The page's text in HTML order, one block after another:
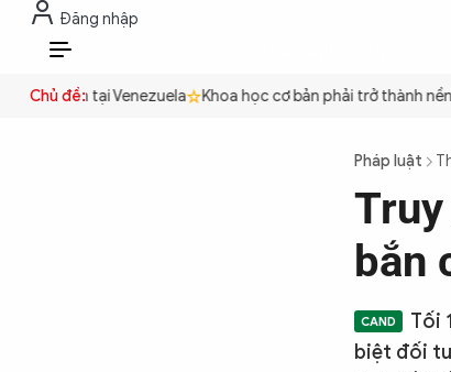
Đăng nhập
VI
Chủ đề:
cứu nạn tại Venezuela Khoa học cơ bản phải trở thành nền
Pháp luật
bắn
Tối
biệt đối